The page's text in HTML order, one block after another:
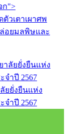
ก">
วเตาเผาศพ
อยมลพิษและ
ยยั่งยืนแห่ง
จำปี 2567